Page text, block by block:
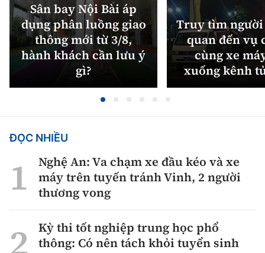
Sân bay Nội Bài áp
dụng phân luồng giao
thông mới từ 3/8,
hành khách cần lưu ý
gì?
Truy tìm
quan đến vụ
cùng xe
xuống kênh
ĐỌC NHIỀU
Nghệ An: Va chạm xe đầu kéo và xe
máy trên tuyến tránh Vinh, 2 người
thương vong
Kỳ thi tốt nghiệp trung học phổ
thông: Có nên tách khỏi tuyển sinh